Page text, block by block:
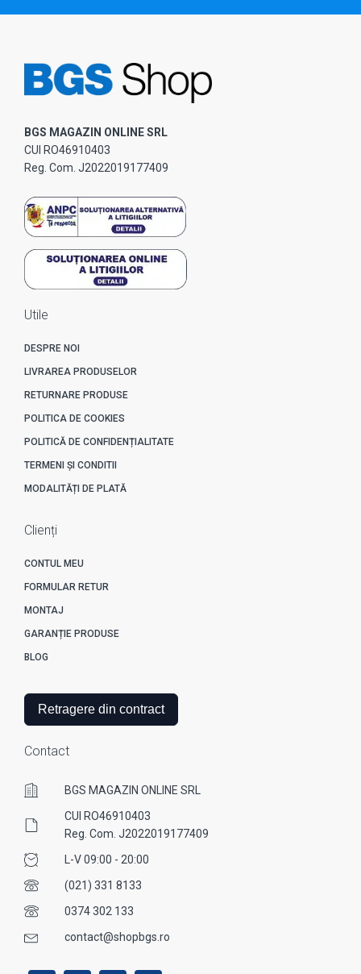
BGS MAGAZIN ONLINE SRL
CUI RO46910403
Reg. Com. J2022019177409
Utile
DESPRE NOI
LIVRAREA PRODUSELOR
RETURNARE PRODUSE
POLITICA DE COOKIES
POLITICĂ DE CONFIDENȚIALITATE
TERMENI ȘI CONDITII
MODALITĂȚI DE PLATĂ
Clienți
CONTUL MEU
FORMULAR RETUR
MONTAJ
GARANȚIE PRODUSE
BLOG
Retragere din contract
Contact
BGS MAGAZIN ONLINE SRL
CUI RO46910403
Reg. Com. J2022019177409
L-V 09:00 - 20:00
(021) 331 8133
0374 302 133
contact@shopbgs.ro